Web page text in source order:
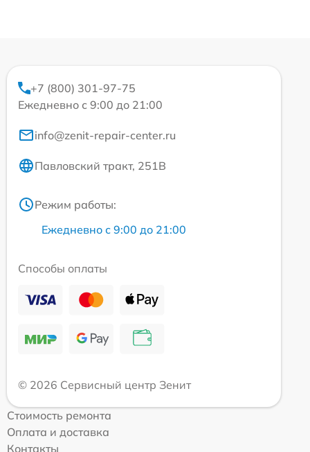
+7 (800) 301-97-75
Ежедневно с 9:00 до 21:00
info@zenit-repair-center.ru
Павловский тракт, 251В
Режим работы:
Ежедневно с 9:00 до 21:00
Способы оплаты
© 2026 Сервисный центр Зенит
Стоимость ремонта
Оплата и доставка
Контакты